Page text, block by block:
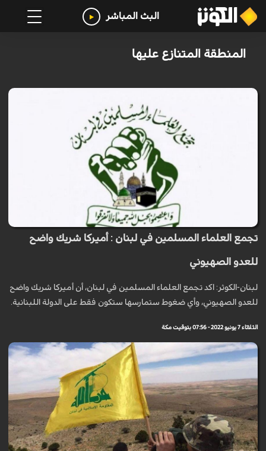
البث المباشر
المنطقة المتنازع عليها
تجمع العلماء المسلمين في لبنان : أميركا شريك واضح
للعدو الصهيوني
لبنان-الكوثر: اكد تجمع العلماء المسلمين في لبنان، أن أميركا شريك واضح
للعدو الصهيوني، وأي ضغوط ستمارسها ستكون فقط على الدولة اللبنانية.
الثلاثاء 7 يونيو 2022 - 07:56 بتوقيت مكة